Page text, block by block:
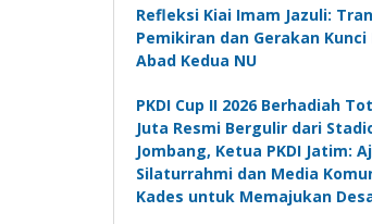
Refleksi Kiai Imam Jazuli:
Pemikiran dan Gerakan Kunci
Abad Kedua NU
PKDI Cup II 2026 Berhadiah
Juta Resmi Bergulir dari
Jombang, Ketua PKDI Jatim:
Silaturrahmi dan Media
Kades untuk Memajukan